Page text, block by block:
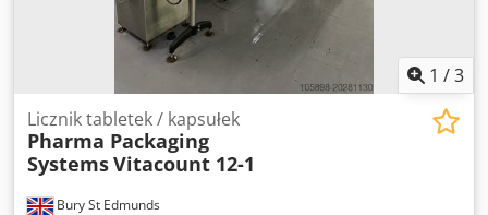
1 /3
Bury St Edmunds
Licznik tabletek / kapsułek
Pharma Packaging
SystemsVitacount 12-1